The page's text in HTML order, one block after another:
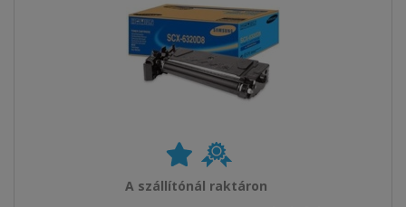
A szállítónál raktáron